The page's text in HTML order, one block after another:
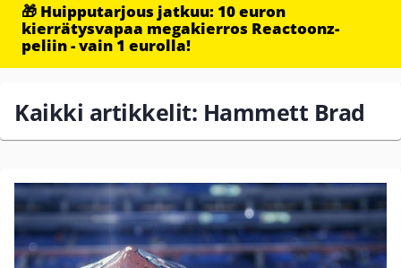
🎁 Huipputarjous jatkuu: 10 euron
kierrätysvapaa megakierros Reactoonz-
peliin - vain 1 eurolla!
Kaikki artikkelit: Hammett Brad